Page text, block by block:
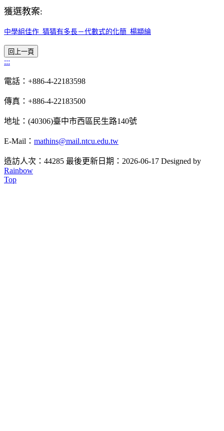
獲選教案:
中學組佳作_猜猜有多長－代數式的化簡_楊顓綸
:::
電話：+886-4-22183598
傳真：+886-4-22183500
地址：(40306)臺中市西區民生路140號
E-Mail： mathins@mail.ntcu.edu.tw
造訪人次：44285 最後更新日期：2026-06-17 Designed by
Rainbow
Top